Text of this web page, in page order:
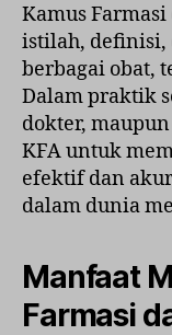
Kamus
istilah, definisi,
berbagai obat,
Dalam praktik
dokter,
KFA untuk
efektif dan
dalam dunia
Manfaat
Farmasi